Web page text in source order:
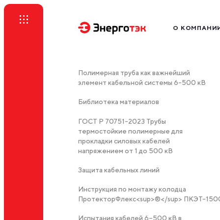
О
География
Полимерная труба как важнейший
элемент кабельной системы 6-500 кВ
Библиотека материалов
ГОСТ Р 70751-2023 Трубы
термостойкие полимерные для
прокладки силовых кабелей
напряжением от 1 до 500 кВ
Защита кабельных линий
Инструкция по монтажу колодца
ПротекторФлекс<sup>®</sup> ПКЭТ-
Испытания кабелей 6–500 кВ в